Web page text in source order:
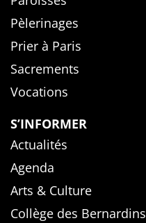
Pèlerinages
Prier à Paris
Sacrements
Vocations
S’INFORMER
Actualités
Agenda
Arts & Culture
Collège des Bernardins